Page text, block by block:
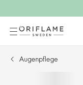
Augenpflege